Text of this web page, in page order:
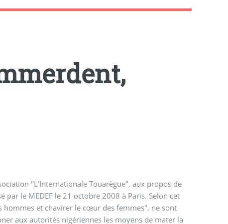
"L’Internationale Touarègue", aux propos de
par le MEDEF le 21 octobre 2008 à Paris. Selon cet
hommes et chavirer le cœur des femmes", ne sont
aux autorités nigériennes les moyens de mater la